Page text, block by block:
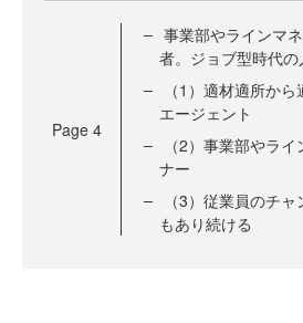
Page 4
事業部やラインマ
者。ジョブ型時代
（1）適材適所か
エージェント
（2）事業部やラ
ナー
（3）従業員のチ
もあり続ける